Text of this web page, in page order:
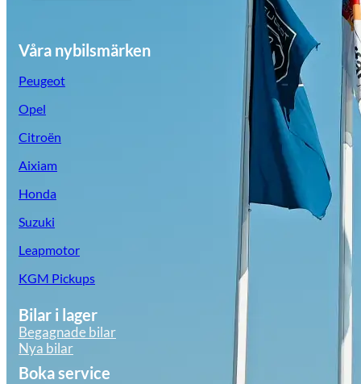
Våra nybilsmärken
Peugeot
Opel
Citroën
Aixiam
Honda
Suzuki
Leapmotor
KGM Pickups
Bilar i lager
Begagnade bilar
Nya bilar
Boka service